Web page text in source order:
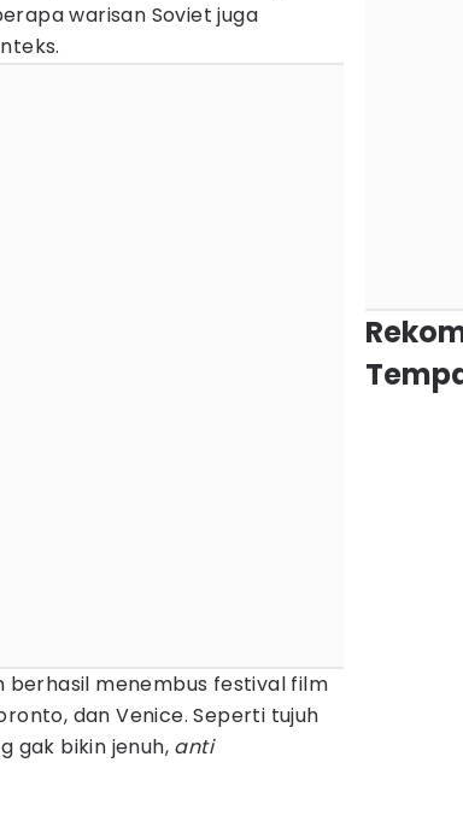
warisan Soviet juga
berhasil menembus festival film
dan Venice. Seperti tujuh
gak bikin jenuh, anti